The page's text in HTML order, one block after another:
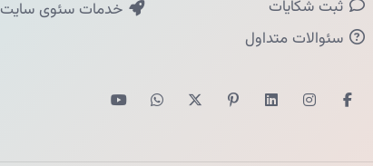
ثبت شکایات
سئوالات متداول
خدمات سئوی سایت